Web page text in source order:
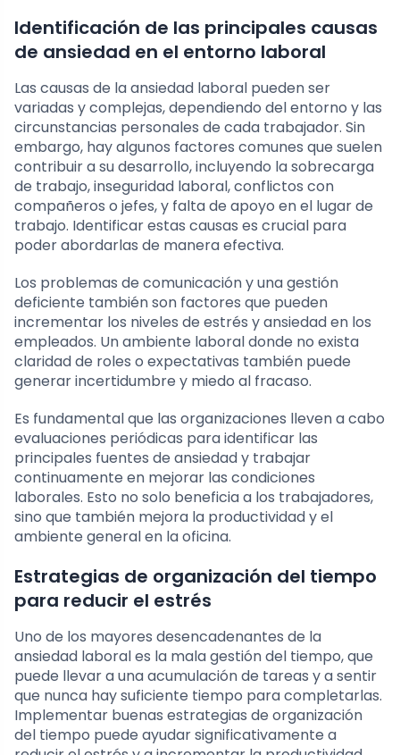
Identificación de las principales causas
de ansiedad en el entorno laboral
Las causas de la ansiedad laboral pueden ser
variadas y complejas, dependiendo del entorno y las
circunstancias personales de cada trabajador. Sin
embargo, hay algunos factores comunes que suelen
contribuir a su desarrollo, incluyendo la sobrecarga
de trabajo, inseguridad laboral, conflictos con
compañeros o jefes, y falta de apoyo en el lugar de
trabajo. Identificar estas causas es crucial para
poder abordarlas de manera efectiva.
Los problemas de comunicación y una gestión
deficiente también son factores que pueden
incrementar los niveles de estrés y ansiedad en los
empleados. Un ambiente laboral donde no exista
claridad de roles o expectativas también puede
generar incertidumbre y miedo al fracaso.
Es fundamental que las organizaciones lleven a cabo
evaluaciones periódicas para identificar las
principales fuentes de ansiedad y trabajar
continuamente en mejorar las condiciones
laborales. Esto no solo beneficia a los trabajadores,
sino que también mejora la productividad y el
ambiente general en la oficina.
Estrategias de organización del tiempo
para reducir el estrés
Uno de los mayores desencadenantes de la
ansiedad laboral es la mala gestión del tiempo, que
puede llevar a una acumulación de tareas y a sentir
que nunca hay suficiente tiempo para completarlas.
Implementar buenas estrategias de organización
del tiempo puede ayudar significativamente a